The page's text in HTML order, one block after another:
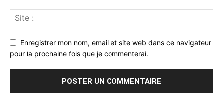
Enregistrer mon nom, email et site web dans ce navigateur
pour la prochaine fois que je commenterai.